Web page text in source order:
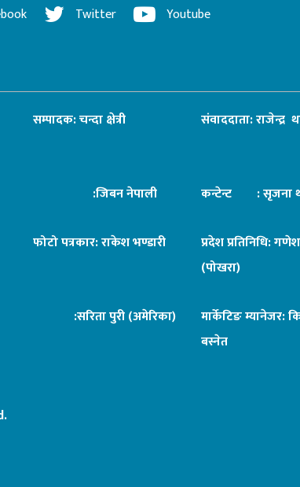
Twitter Youtube
सम्पादक: चन्दा क्षेत्री संवाददाता: राजेन्द्र
:जिबन नेपाली कन्टेन्ट : सृजना
फोटो पत्रकार: राकेश भण्डारी
प्रदेश प्रतिनिधि: गणेश
(पोखरा)
:सरिता पुरी (अमेरिका)
मार्केटिङ म्यानेजर:
बस्नेत